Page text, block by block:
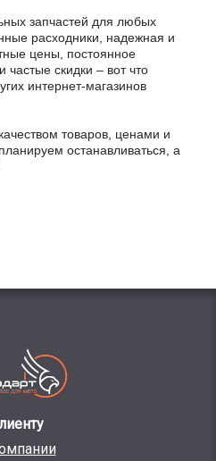
запчастей для любых
расходники, надежная и
цены, постоянное
частые скидки – вот что
интернет-магазинов
товаров, ценами и
останавливаться, а